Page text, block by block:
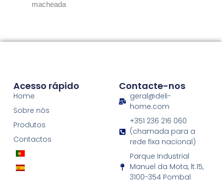
macheada
Acesso rápido
Home
Sobre nós
Produtos
Contactos
Contacte-nos
geral@deli-
home.com
+351 236 216 060
(chamada para a
rede fixa nacional)
Parque Industrial
Manuel da Mota, lt.15,
3100-354 Pombal